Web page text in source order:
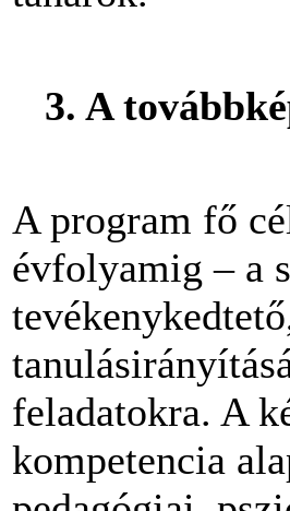
3. A
A program fő
évfolyamig – a
feladatokra. A
kompetencia